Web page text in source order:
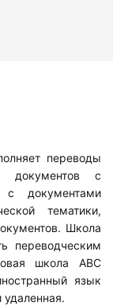
переводы
документов с
с документами
тематики,
Школа
переводческим
школа ABC
язык
удаленная.